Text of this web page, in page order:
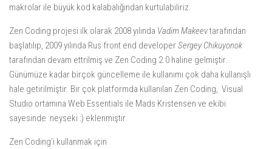
makrolar ile büyük kod kalabalığından kurtulabiliriz.
Zen Coding projesi ilk olarak 2008 yılında Vadim Makeevtarafından
başlatılıp, 2009 yılında Rus front end developerSergey Chikuyonok
tarafından devam ettrilmiş ve Zen Coding 2.0 haline gelmiştir.
Günümüze kadar birçok güncelleme ile kullanımı çok daha kullanışlı
hale getirilmiştir. Bir çok platformda kullanılan Zen Coding, Visual
Studio ortamına Web Essentials ile Mads Kristensen ve ekibi
sayesinde neyseki :) eklenmiştir.
Zen Coding’i kullanmak için